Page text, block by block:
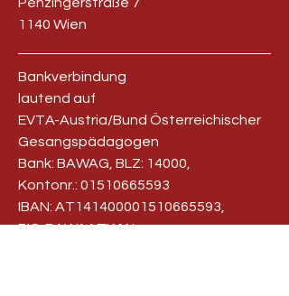
1140 Wien
Bankverbindung
lautend auf
EVTA-Austria/Bund Österreichischer
Gesangspädagogen
Bank: BAWAG, BLZ: 14000,
Kontonr.: 01510665593
IBAN: AT141400001510665593,
BIC: BAWAATWW